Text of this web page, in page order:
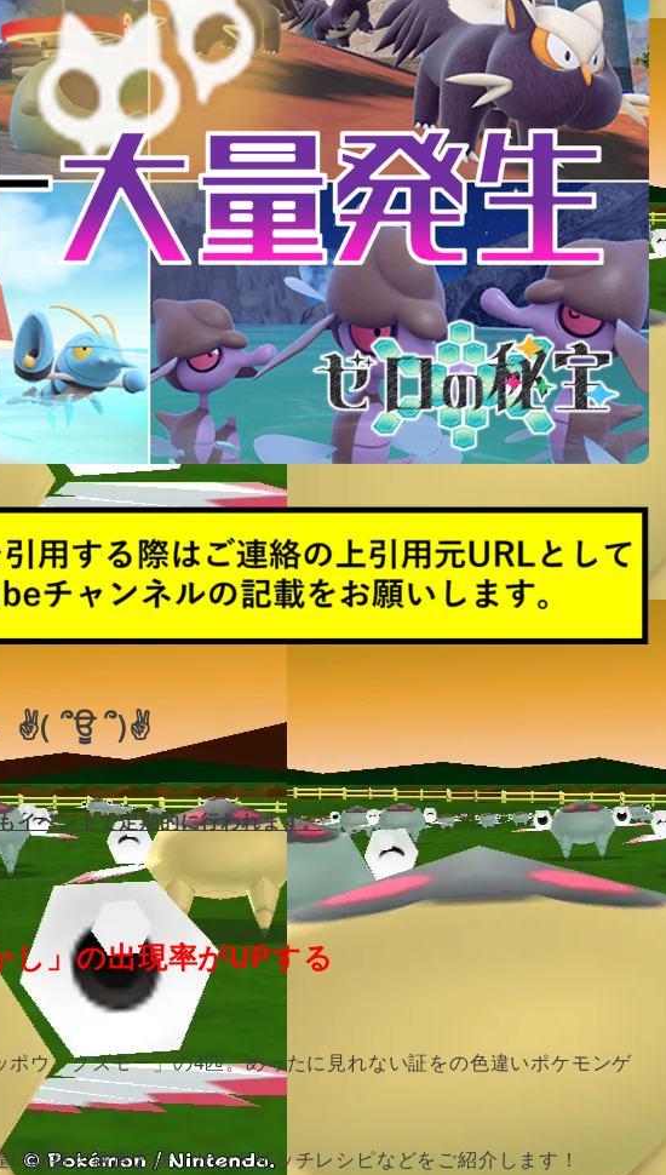
✌( ՞ਊ ՞)✌
イベントで定期的に行われます。
」の出現率がUPする
ウ、クズモー」の4匹。めったに見れない証をの色違いポケモンゲ
証持ち厳選方法、サンドイッチレシピなどをご紹介します！